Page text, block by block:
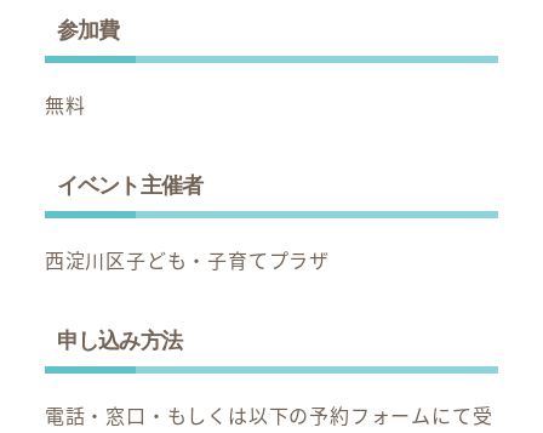
参加費
無料
イベント主催者
西淀川区子ども・子育てプラザ
申し込み方法
電話・窓口・もしくは以下の予約フォームにて受